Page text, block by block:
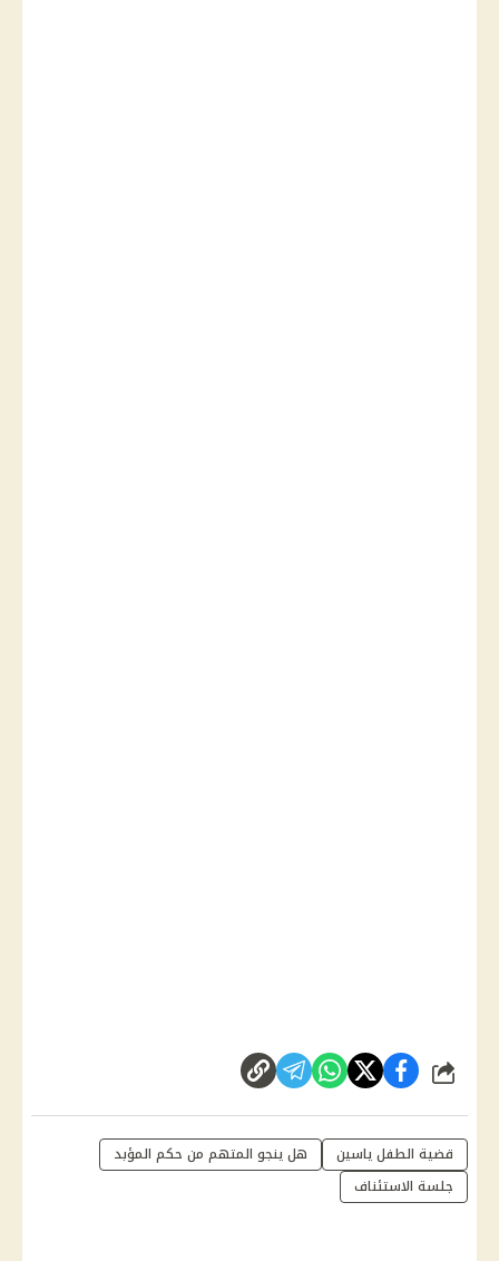
شارك
قضية الطفل ياسين
هل ينجو المتهم من حكم المؤبد
جلسة الاستئناف